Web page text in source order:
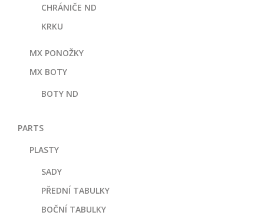
CHRÁNIČE ND
KRKU
MX PONOŽKY
MX BOTY
BOTY ND
PARTS
PLASTY
SADY
PŘEDNÍ TABULKY
BOČNÍ TABULKY